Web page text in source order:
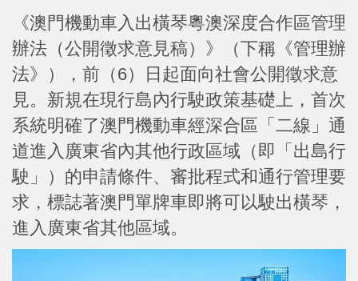
《澳門機動車入出橫琴粵澳深度合作區管理
辦法（公開徵求意見稿）》（下稱《管理辦
法》），前（6）日起面向社會公開徵求意
見。新規在現行島內行駛政策基礎上，首次
系統明確了澳門機動車經深合區「二線」通
道進入廣東省內其他行政區域（即「出島行
駛」）的申請條件、審批程式和通行管理要
求，標誌著澳門單牌車即將可以駛出橫琴，
進入廣東省其他區域。